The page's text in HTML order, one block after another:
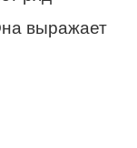
выражает